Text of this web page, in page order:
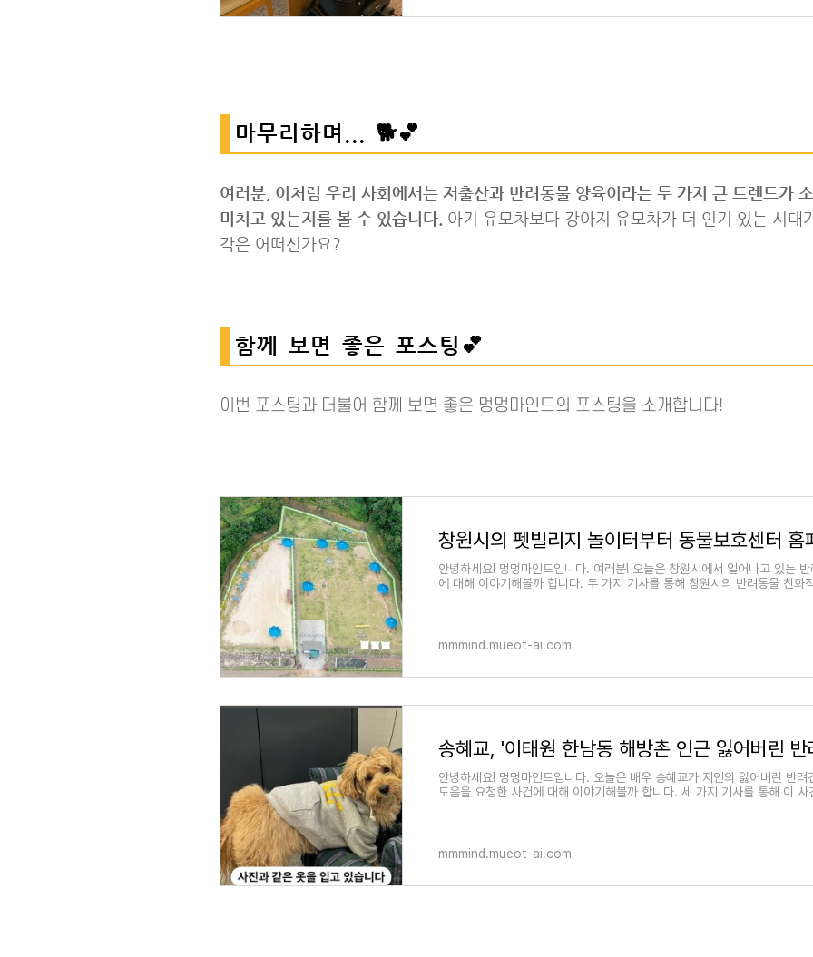
마무리하며... 🐕💕
여러분, 이처럼 우리 사회에서는 저출산과 반려동물 양육이라는 두 가지 큰 트렌드가
미치고 있는지를 볼 수 있습니다. 아기 유모차보다 강아지 유모차가 더 인기 있는 시대
각은 어떠신가요?
함께 보면 좋은 포스팅💕
이번 포스팅과 더불어 함께 보면 좋은 멍멍마인드의 포스팅을 소개합니다!
안녕하세요! 멍멍마인드입니다. 여러분! 오늘은 창원시에서 일어나고 있는
에 대해 이야기해볼까 합니다. 두 가지 기사를 통해 창원시의 반려동물 친화
mmmind.mueot-ai.com
안녕하세요! 멍멍마인드입니다. 오늘은 배우 송혜교가 지인의 잃어버린 반려
도움을 요청한 사건에 대해 이야기해볼까 합니다. 세 가지 기사를 통해 이 사
mmmind.mueot-ai.com